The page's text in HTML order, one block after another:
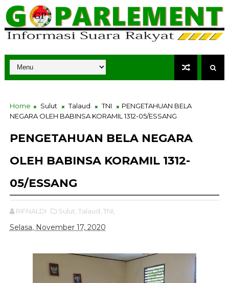
Home Sulut Talaud TNI
PENGETAHUAN BELA
NEGARA OLEH BABINSA KORAMIL 1312-05/ESSANG
PENGETAHUAN BELA NEGARA
OLEH BABINSA KORAMIL 1312-
05/ESSANG
RIFNALDI Sulut, Talaud, TNI,
Selasa, November 17, 2020